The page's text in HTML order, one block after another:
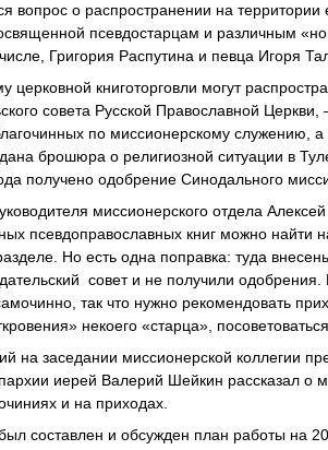
вопрос о распространении на
псевдостарцам и различным
Григория Распутина и певца Игоря
церковной книготорговли могут
совета Русской Православной
по миссионерскому служению,
брошюра о религиозной ситуации в
получено одобрение Синодального
миссионерского отдела
псевдоправославных книг можно найти
Но есть одна поправка: туда
совет и не получили одобрения.
так что нужно рекомендовать
некоего «старца»,
на заседании миссионерской коллегии
иерей Валерий Шейкин рассказал о
и на приходах.
составлен и обсужден план работы на